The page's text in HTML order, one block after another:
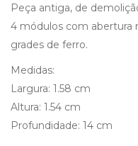
Peça antiga, de
4 módulos com abertura
grades de ferro.
Medidas:
Largura: 1.58 cm
Altura: 1.54 cm
Profundidade: 14 cm